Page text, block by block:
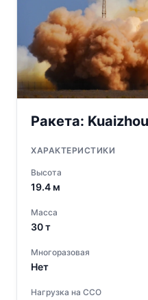
Ракета:
ХАРАКТЕРИСТИКИ
Высота
19.4 м
Масса
30т
Многоразовая
Нет
Нагрузка на ССО